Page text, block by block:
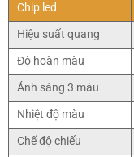
Chip led
Hiệu suất quang
Độ hoàn màu
Ánh sáng 3 màu
Nhiệt độ màu
Chế độ chiếu